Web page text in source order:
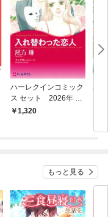
ハーレクインコミック
ス セット 2026年 vo
l.841
1,320
ハ
もっと見る